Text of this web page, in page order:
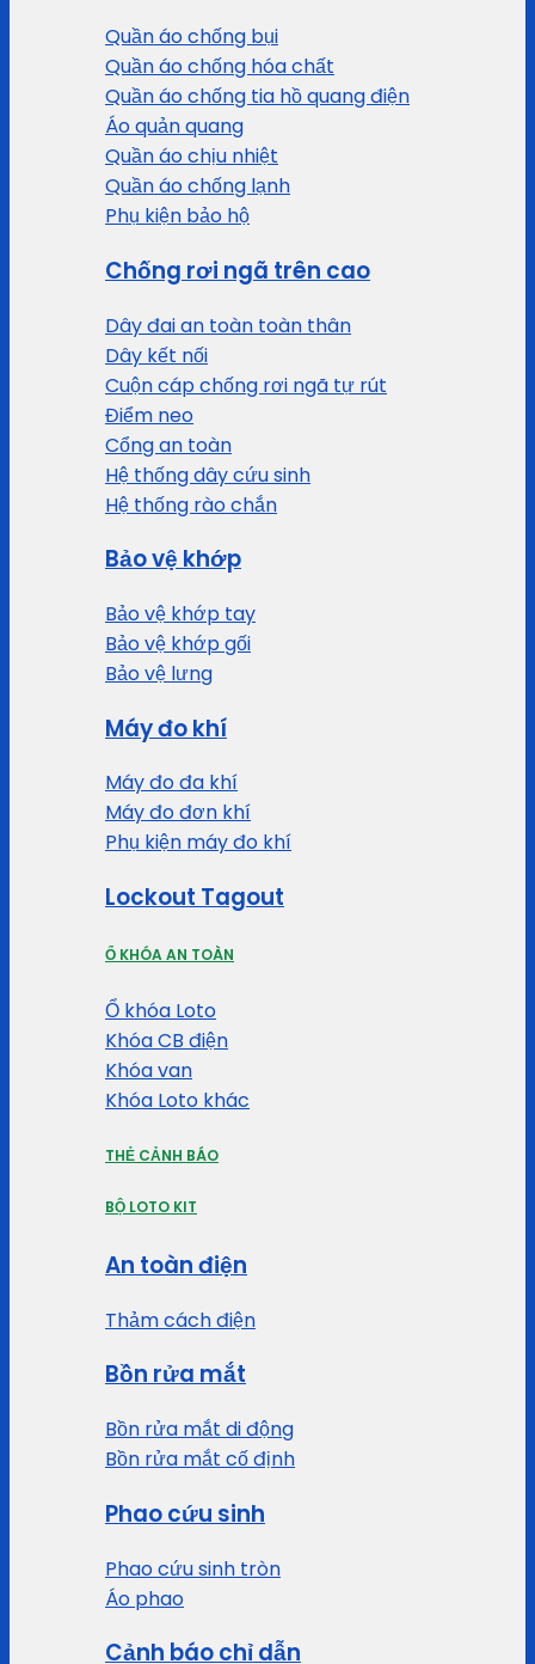
Quần áo chống bụi
Quần áo chống hóa chất
Quần áo chống tia hồ quang điện
Áo quản quang
Quần áo chịu nhiệt
Quần áo chống lạnh
Phụ kiện bảo hộ
Chống rơi ngã trên cao
Dây đai an toàn toàn thân
Dây kết nối
Cuộn cáp chống rơi ngã tự rút
Điểm neo
Cổng an toàn
Hệ thống dây cứu sinh
Hệ thống rào chắn
Bảo vệ khớp
Bảo vệ khớp tay
Bảo vệ khớp gối
Bảo vệ lưng
Máy đo khí
Máy đo đa khí
Máy đo đơn khí
Phụ kiện máy đo khí
Lockout Tagout
Ổ KHÓA AN TOÀN
Ổ khóa Loto
Khóa CB điện
Khóa van
Khóa Loto khác
THẺ CẢNH BÁO
BỘ LOTO KIT
An toàn điện
Thảm cách điện
Bồn rửa mắt
Bồn rửa mắt di động
Bồn rửa mắt cố định
Phao cứu sinh
Phao cứu sinh tròn
Áo phao
Cảnh báo chỉ dẫn